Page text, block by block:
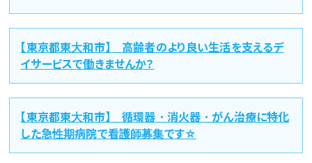
【東京都東大和市】 高齢者のより良い生活を支えるデ
イサービスで働きませんか？
【東京都東大和市】 循環器・消火器・がん治療に特化
した急性期病院で看護師募集です☆